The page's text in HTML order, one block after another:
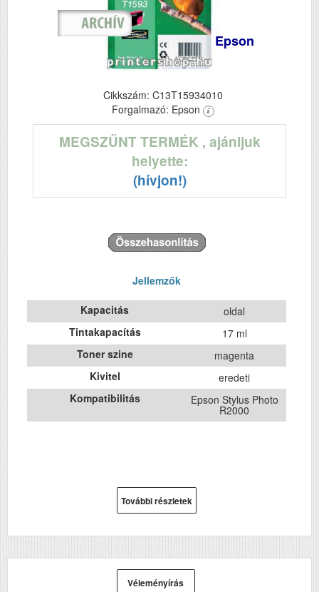
Epson
Cikkszám: C13T15934010
Forgalmazó: Epson
MEGSZŰNT TERMÉK , ajánljuk
helyette:
(hívjon!)
Jellemzők
Kapacitás
oldal
Tintakapacítás
17 ml
Toner szine
magenta
Kivitel
eredeti
Kompatibilitás
Epson Stylus Photo
R2000
További részletek
Véleményírás